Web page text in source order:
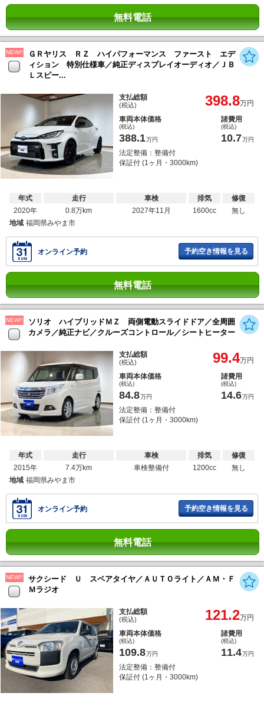
無料電話
NEW!!
ＧＲヤリス ＲＺ ハイパフォーマンス ファースト エデ
ィション 特別仕様車／純正ディスプレイオーディオ／ＪＢ
Ｌスピー...
支払総額
(税込) 398.8万円
車両本体価格
(税込)
388.1万円
諸費用
(税込)
10.7万円
法定整備：整備付
保証付 (1ヶ月・3000km)
年式
2020年
走行
0.8万km
車検
2027年11月
排気
1600cc
修復
無し
地域 福岡県みやま市
オンライン予約 予約空き情報を見る
無料電話
NEW!!
ソリオ ハイブリッドＭＺ 両側電動スライドドア／全周囲
カメラ／純正ナビ／クルーズコントロール／シートヒーター
支払総額
(税込) 99.4万円
車両本体価格
(税込)
84.8万円
諸費用
(税込)
14.6万円
法定整備：整備付
保証付 (1ヶ月・3000km)
年式
2015年
走行
7.4万km
車検
車検整備付
排気
1200cc
修復
無し
地域 福岡県みやま市
オンライン予約 予約空き情報を見る
無料電話
NEW!!
サクシード Ｕ スペアタイヤ／ＡＵＴＯライト／ＡＭ・Ｆ
Ｍラジオ
支払総額
(税込) 121.2万円
車両本体価格
(税込)
109.8万円
諸費用
(税込)
11.4万円
法定整備：整備付
保証付 (1ヶ月・3000km)